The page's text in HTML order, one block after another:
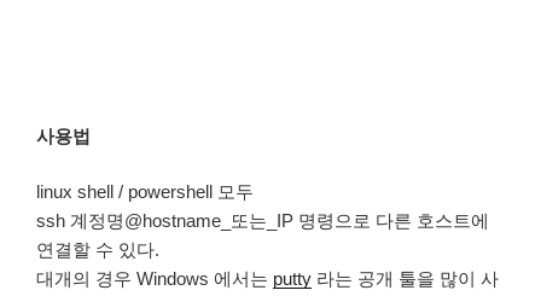
사용법
linux shell / powershell 모두
ssh 계정명@hostname_또는_IP 명령으로 다른 호스트에
연결할 수 있다.
대개의 경우 Windows 에서는 putty 라는 공개 툴을 많이 사